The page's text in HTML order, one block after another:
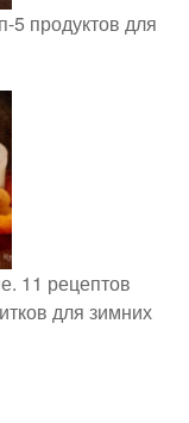
5 продуктов для
11 рецептов
для зимних